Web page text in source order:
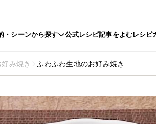
・シーンから探す 公式レシピ記事をよむレシピ
好み焼き ふわふわ生地のお好み焼き